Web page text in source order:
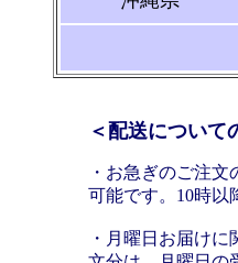
＜配送につい
・お急ぎのご注
可能です。10時以
・月曜日お届け